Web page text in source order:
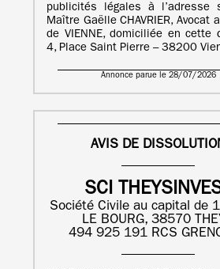
publicités légales à l’adresse
Maître Gaëlle CHAVRIER, Avocat
de VIENNE, domiciliée en cette
4, Place Saint Pierre – 38200
Annonce parue le 28/07/2026
AVIS DE
SCI
Société Civile au capital de
LE BOURG, 38570
494 925 191 RCS